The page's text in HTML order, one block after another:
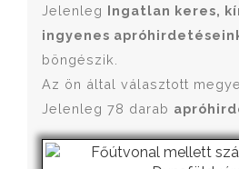
Jelenleg Ingatlan keres,
ingyenes
böngészik.
Az ön által választott
Jelenleg 78 darab